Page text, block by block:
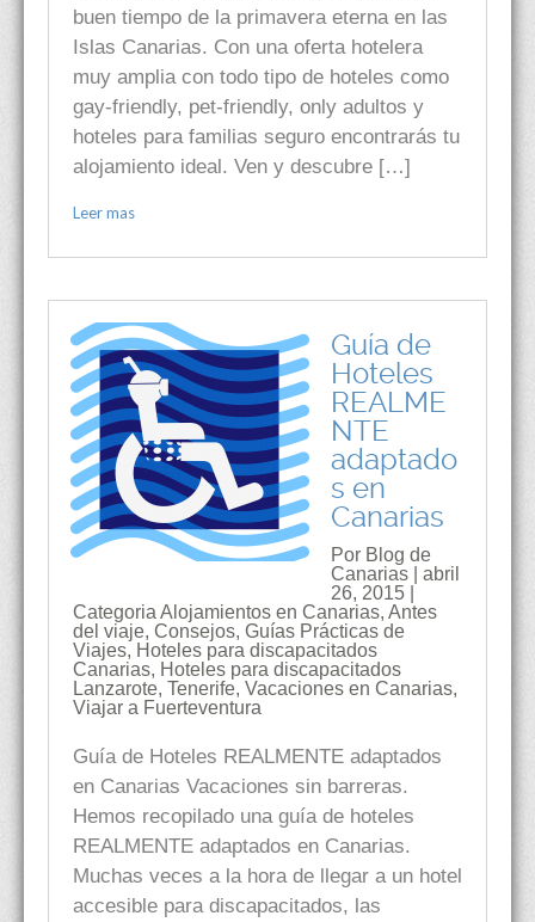
buen tiempo de la primavera eterna en las
Islas Canarias. Con una oferta hotelera
muy amplia con todo tipo de hoteles como
gay-friendly, pet-friendly, only adultos y
hoteles para familias seguro encontrarás tu
alojamiento ideal. Ven y descubre […]
Leer mas
Guía de
Hoteles
REALME
NTE
adaptado
s en
Canarias
Por Blog de
Canarias | abril
26, 2015 |
Categoria Alojamientos en Canarias, Antes
del viaje, Consejos, Guías Prácticas de
Viajes, Hoteles para discapacitados
Canarias, Hoteles para discapacitados
Lanzarote, Tenerife, Vacaciones en Canarias,
Viajar a Fuerteventura
Guía de Hoteles REALMENTE adaptados
en Canarias Vacaciones sin barreras.
Hemos recopilado una guía de hoteles
REALMENTE adaptados en Canarias.
Muchas veces a la hora de llegar a un hotel
accesible para discapacitados, las